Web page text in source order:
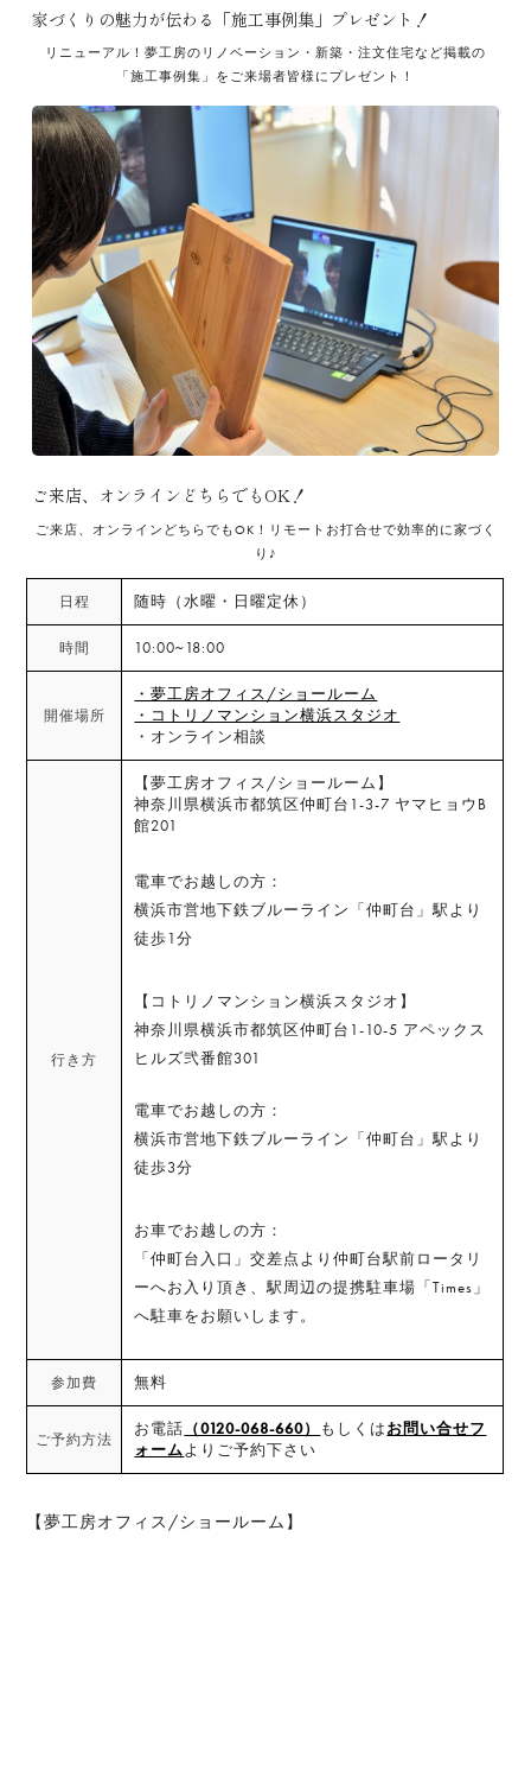
家づくりの魅力が伝わる「施工事例集」プレゼント！
リニューアル！夢工房のリノベーション・新築・注文住宅など掲載の
「施工事例集」をご来場者皆様にプレゼント！
ご来店、オンラインどちらでもOK！
ご来店、オンラインどちらでもOK！リモートお打合せで効率的に家づく
り♪
日程 随時（水曜・日曜定休）
時間 10:00~18:00
開催場所
・夢工房オフィス/ショールーム
・コトリノマンション横浜スタジオ
・オンライン相談
行き方
【夢工房オフィス/ショールーム】
神奈川県横浜市都筑区仲町台1-3-7 ヤマヒョウB
館201
電車でお越しの方：
横浜市営地下鉄ブルーライン「仲町台」駅より
徒歩1分
【コトリノマンション横浜スタジオ】
神奈川県横浜市都筑区仲町台1-10-5 アペックス
ヒルズ弐番館301
電車でお越しの方：
横浜市営地下鉄ブルーライン「仲町台」駅より
徒歩3分
お車でお越しの方：
「仲町台入口」交差点より仲町台駅前ロータリ
ーへお入り頂き、駅周辺の提携駐車場「Times」
へ駐車をお願いします。
参加費 無料
ご予約方法
お電話 （0120-068-660） もしくはお問い合せフ
ォームよりご予約下さい
【夢工房オフィス/ショールーム】